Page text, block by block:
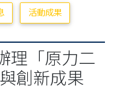
活動成果
理「原力二
創新成果